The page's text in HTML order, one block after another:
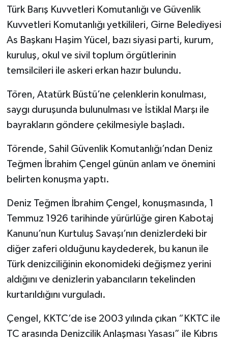
Türk Barış Kuvvetleri Komutanlığı ve Güvenlik
Kuvvetleri Komutanlığı yetkilileri, Girne Belediyesi
As Başkanı Haşim Yücel, bazı siyasi parti, kurum,
kuruluş, okul ve sivil toplum örgütlerinin
temsilcileri ile askeri erkan hazır bulundu.
Tören, Atatürk Büstü’ne çelenklerin konulması,
saygı duruşunda bulunulması ve İstiklal Marşı ile
bayrakların göndere çekilmesiyle başladı.
Törende, Sahil Güvenlik Komutanlığı’ndan Deniz
Teğmen İbrahim Çengel günün anlam ve önemini
belirten konuşma yaptı.
Deniz Teğmen İbrahim Çengel, konuşmasında, 1
Temmuz 1926 tarihinde yürürlüğe giren Kabotaj
Kanunu’nun Kurtuluş Savaşı’nın denizlerdeki bir
diğer zaferi olduğunu kaydederek, bu kanun ile
Türk denizciliğinin ekonomideki değişmez yerini
aldığını ve denizlerin yabancıların tekelinden
kurtarıldığını vurguladı.
Çengel, KKTC’de ise 2003 yılında çıkan “KKTC ile
TC arasında Denizcilik Anlaşması Yasası” ile Kıbrıs